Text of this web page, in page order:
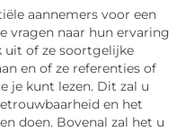
aannemers voor een
vragen naar hun ervaring
uit of ze soortgelijke
en of ze referenties of
je kunt lezen. Dit zal u
en het
doen. Bovenal zal het u